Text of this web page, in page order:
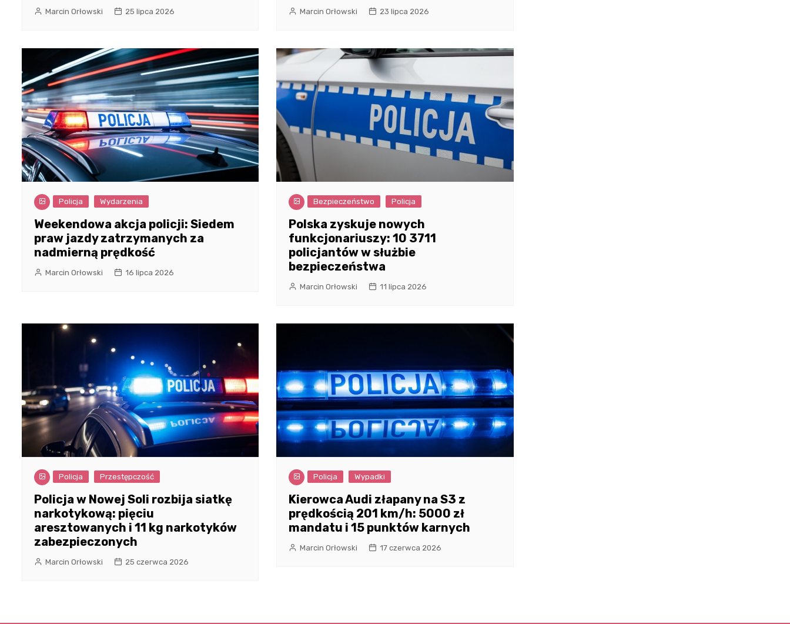
Marcin Orłowski 25 lipca 2026 Marcin Orłowski 23 lipca 2026
Policja Wydarzenia
Weekendowa akcja policji: Siedem
praw jazdy zatrzymanych za
nadmierną prędkość
Marcin Orłowski 16 lipca 2026
Bezpieczeństwo Policja
Polska zyskuje nowych
funkcjonariuszy: 10 3711
policjantów w służbie
bezpieczeństwa
Marcin Orłowski 11 lipca 2026
Policja Przestępczość
Policja w Nowej Soli rozbija siatkę
narkotykową: pięciu
aresztowanych i 11 kg narkotyków
zabezpieczonych
Marcin Orłowski 25 czerwca 2026
Policja Wypadki
Kierowca Audi złapany na S3 z
prędkością 201 km/h: 5000 zł
mandatu i 15 punktów karnych
Marcin Orłowski 17 czerwca 2026